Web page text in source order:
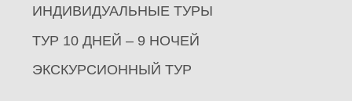
ИНДИВИДУАЛЬНЫЕ ТУРЫ
ТУР 10 ДНЕЙ – 9 НОЧЕЙ
ЭКСКУРСИОННЫЙ ТУР